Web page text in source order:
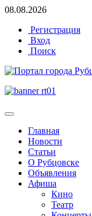
08.08.2026
Регистрация
Вход
Поиск
Главная
Новости
Статьи
О Рубцовске
Объявления
Афиша
Кино
Театр